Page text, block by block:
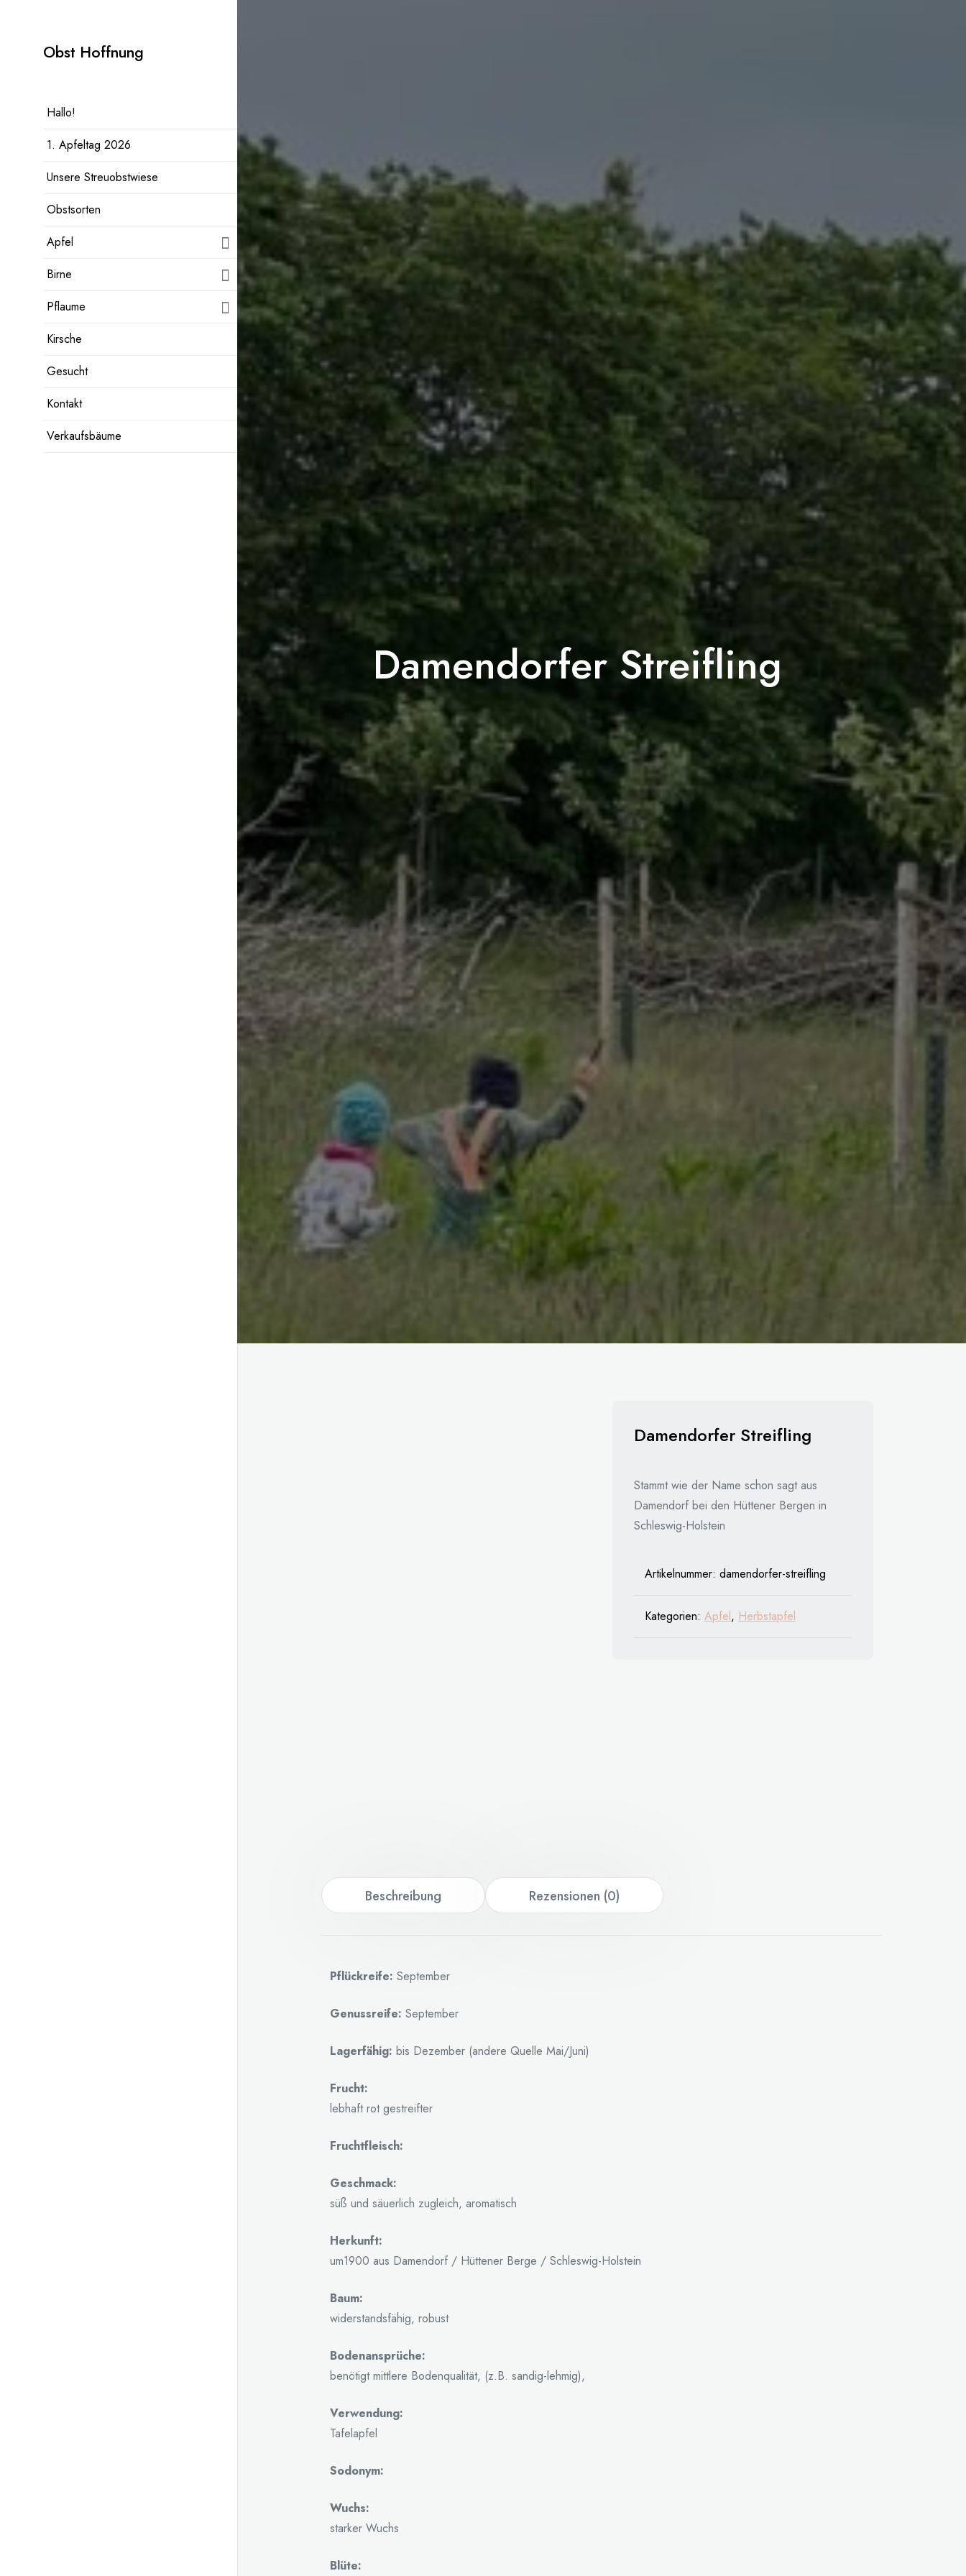
Obst Hoffnung
Hallo!
1. Apfeltag 2026
Unsere Streuobstwiese
Obstsorten
Apfel
Birne
Pflaume
Kirsche
Gesucht
Kontakt
Verkaufsbäume
Damendorfer Streifling
Damendorfer Streifling
Stammt wie der Name schon sagt aus
Damendorf bei den Hüttener Bergen in
Schleswig-Holstein
Artikelnummer:damendorfer-streifling
Kategorien:Apfel, Herbstapfel
Beschreibung Rezensionen (0)
Pflückreife: September
Genussreife: September
Lagerfähig: bis Dezember (andere Quelle Mai/Juni)
Frucht:
lebhaft rot gestreifter
Fruchtfleisch:
Geschmack:
süß und säuerlich zugleich, aromatisch
Herkunft:
um1900 aus Damendorf / Hüttener Berge / Schleswig-Holstein
Baum:
widerstandsfähig, robust
Bodenansprüche:
benötigt mittlere Bodenqualität, (z.B. sandig-lehmig),
Verwendung:
Tafelapfel
Sodonym:
Wuchs:
starker Wuchs
Blüte: